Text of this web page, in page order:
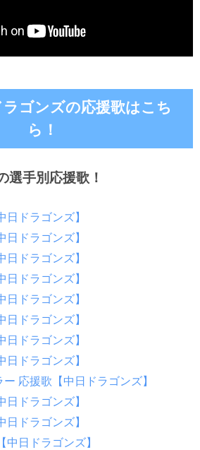
ゴンズの応援歌はこち
ら！
選手別応援歌！
日ドラゴンズ】
日ドラゴンズ】
日ドラゴンズ】
日ドラゴンズ】
日ドラゴンズ】
日ドラゴンズ】
日ドラゴンズ】
日ドラゴンズ】
応援歌【中日ドラゴンズ】
日ドラゴンズ】
日ドラゴンズ】
中日ドラゴンズ】